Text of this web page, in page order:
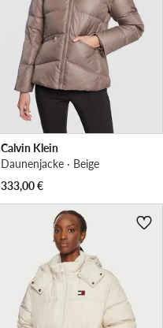
Calvin Klein
Daunenjacke · Beige
333,00€